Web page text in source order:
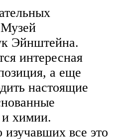
Эйнштейна.
интересная
а еще
настоящие
и химии.
все это